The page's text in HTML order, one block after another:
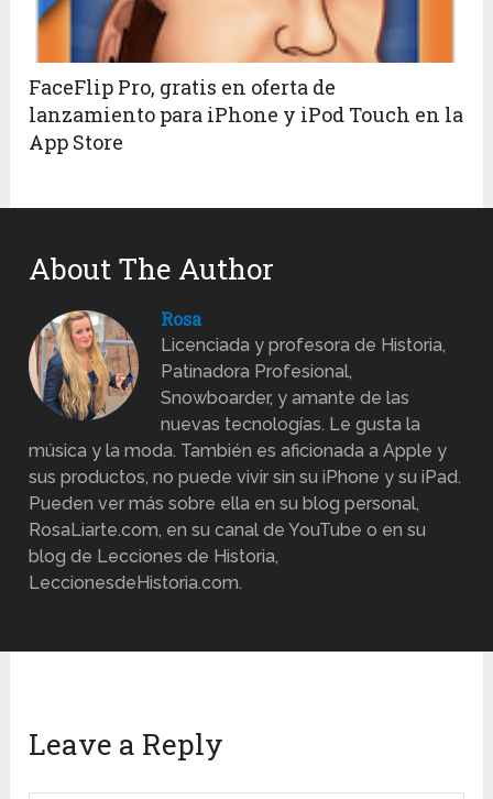
FaceFlip Pro, gratis en oferta de
lanzamiento para iPhone y iPod Touch en la
App Store
About The Author
Rosa
Licenciada y profesora de Historia,
Patinadora Profesional,
Snowboarder, y amante de las
nuevas tecnologías. Le gusta la
música y la moda. También es aficionada a Apple y
sus productos, no puede vivir sin su iPhone y su iPad.
Pueden ver más sobre ella en su blog personal,
RosaLiarte.com, en su canal de YouTube o en su
blog de Lecciones de Historia,
LeccionesdeHistoria.com.
Leave a Reply